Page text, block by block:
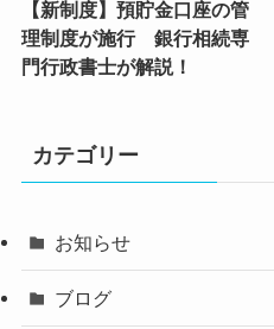
【新制度】預貯金口座の管
理制度が施行 銀行相続専
門行政書士が解説！
カテゴリー
お知らせ
ブログ